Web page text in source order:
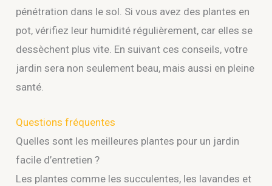
pénétration dans le sol. Si vous avez des plantes en
pot, vérifiez leur humidité régulièrement, car elles se
dessèchent plus vite. En suivant ces conseils, votre
jardin sera non seulement beau, mais aussi en pleine
santé.
Questions fréquentes
Quelles sont les meilleures plantes pour un jardin
facile d’entretien ?
Les plantes comme les succulentes, les lavandes et